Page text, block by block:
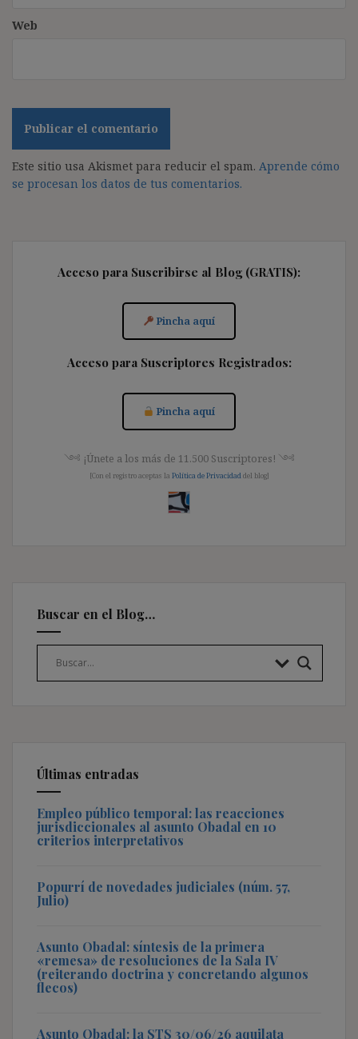
Web
Este sitio usa Akismet para reducir el spam. Aprende cómo
se procesan los datos de tus comentarios.
Acceso para Suscribirse al Blog (GRATIS):
Pincha aquí
Acceso para Suscriptores Registrados:
Pincha aquí
༺ ¡Únete a los más de 11.500 Suscriptores! ༺
[Con el registro aceptas la Política de Privacidad del blog]
Buscar en el Blog…
Últimas entradas
Empleo público temporal: las reacciones
jurisdiccionales al asunto Obadal en 10
criterios interpretativos
Popurrí de novedades judiciales (núm. 57,
Julio)
Asunto Obadal: síntesis de la primera
«remesa» de resoluciones de la Sala IV
(reiterando doctrina y concretando algunos
flecos)
Asunto Obadal: la STS 30/06/26 aquilata